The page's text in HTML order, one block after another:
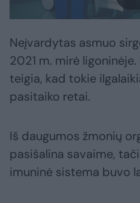
Neįvardytas asmuo
2021 m. mirė
teigia, kad tokie
pasitaiko retai.
Iš daugumos žmonių
pasišalina savaime,
imuninė sistema buvo